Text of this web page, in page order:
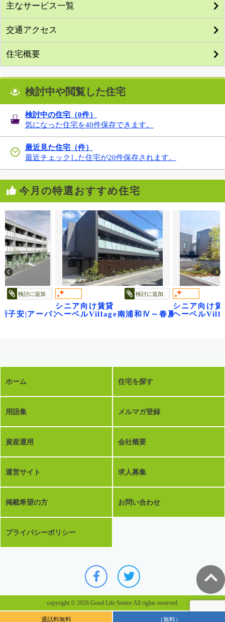
主なサービス一覧
交通アクセス
住宅概要
検討中や閲覧した住宅
検討中の住宅（0件）
気になった住宅を40件保存できます。
最近見た住宅（件）
最近チェックした住宅が20件保存されます。
今月の特選おすすめ住宅
検討に追加
子安|アーバンパークサイド
検討に追加
シニア向け賃貸
ヘーベルVillage南浦和Ⅳ～春夏秋冬～
シニア向け賃
ヘーベル
ホーム 住宅を探す
用語集 メルマガ登録
資産運用 会社概要
運営サイト 求人募集
掲載希望の方 お問い合わせ
プライバシーポリシー
copyright © 2026 Good Life Senior All rights reserved.
通話料無料 （無料）